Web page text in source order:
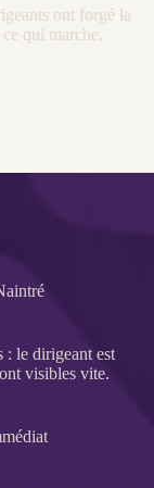
ont forgé la
qui marche,
: le dirigeant est
visibles vite.